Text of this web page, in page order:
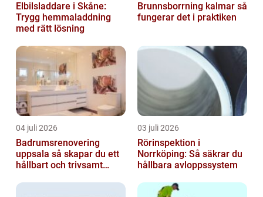
Elbilsladdare i Skåne:
Trygg hemmaladdning
med rätt lösning
Brunnsborrning kalmar så
fungerar det i praktiken
04 juli 2026
Badrumsrenovering
uppsala så skapar du ett
hållbart och trivsamt
03 juli 2026
Rörinspektion i
Norrköping: Så säkrar du
hållbara avloppssystem